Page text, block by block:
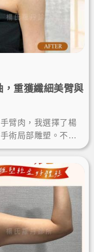
，重獲纖細美臂與
臂肉，我選擇了楊
術局部雕塑。不僅
滿意，終於能自信